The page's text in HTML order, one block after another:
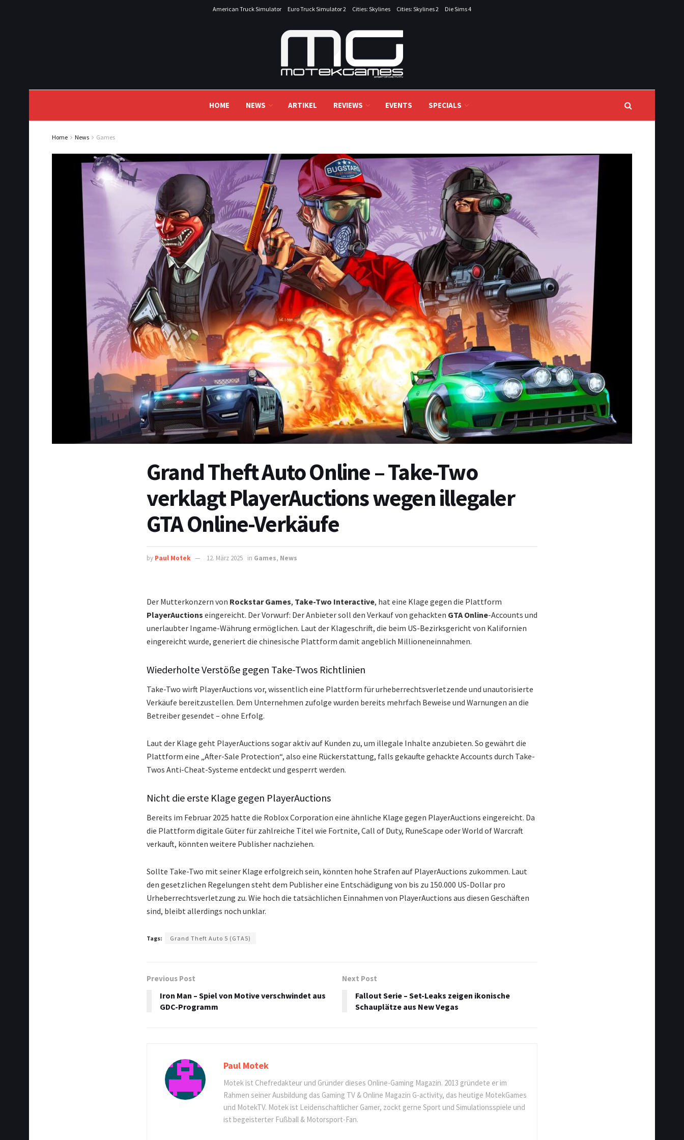
American Truck Simulator Euro Truck Simulator 2 Cities: Skylines Cities: Skylines 2 Die Sims 4
HOME NEWS ARTIKEL REVIEWS EVENTS SPECIALS
Home News Games
Grand Theft Auto Online – Take-Two
verklagt PlayerAuctions wegen illegaler
GTA Online-Verkäufe
by Paul Motek 12. März 2025 in Games, News
Der Mutterkonzern von Rockstar Games, Take-Two Interactive, hat eine Klage gegen die Plattform
PlayerAuctions eingereicht. Der Vorwurf: Der Anbieter soll den Verkauf von gehackten GTA Online-Accounts und
unerlaubter Ingame-Währung ermöglichen. Laut der Klageschrift, die beim US-Bezirksgericht von Kalifornien
eingereicht wurde, generiert die chinesische Plattform damit angeblich Millioneneinnahmen.
Wiederholte Verstöße gegen Take-Twos Richtlinien
Take-Two wirft PlayerAuctions vor, wissentlich eine Plattform für urheberrechtsverletzende und unautorisierte
Verkäufe bereitzustellen. Dem Unternehmen zufolge wurden bereits mehrfach Beweise und Warnungen an die
Betreiber gesendet – ohne Erfolg.
Laut der Klage geht PlayerAuctions sogar aktiv auf Kunden zu, um illegale Inhalte anzubieten. So gewährt die
Plattform eine „After-Sale Protection“, also eine Rückerstattung, falls gekaufte gehackte Accounts durch Take-
Twos Anti-Cheat-Systeme entdeckt und gesperrt werden.
Nicht die erste Klage gegen PlayerAuctions
Bereits im Februar 2025 hatte die Roblox Corporation eine ähnliche Klage gegen PlayerAuctions eingereicht. Da
die Plattform digitale Güter für zahlreiche Titel wie Fortnite, Call of Duty, RuneScape oder World of Warcraft
verkauft, könnten weitere Publisher nachziehen.
Sollte Take-Two mit seiner Klage erfolgreich sein, könnten hohe Strafen auf PlayerAuctions zukommen. Laut
den gesetzlichen Regelungen steht dem Publisher eine Entschädigung von bis zu 150.000 US-Dollar pro
Urheberrechtsverletzung zu. Wie hoch die tatsächlichen Einnahmen von PlayerAuctions aus diesen Geschäften
sind, bleibt allerdings noch unklar.
Tags: Grand Theft Auto 5 (GTA5)
Previous Post
Iron Man – Spiel von Motive verschwindet aus
GDC-Programm
Next Post
Fallout Serie – Set-Leaks zeigen ikonische
Schauplätze aus New Vegas
Paul Motek
Motek ist Chefredakteur und Gründer dieses Online-Gaming Magazin. 2013 gründete er im
Rahmen seiner Ausbildung das Gaming TV & Online Magazin G-activity, das heutige MotekGames
und MotekTV. Motek ist Leidenschaftlicher Gamer, zockt gerne Sport und Simulationsspiele und
ist begeisterter Fußball & Motorsport-Fan.